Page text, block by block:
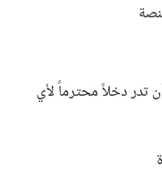
تدر دخلاً محترماً لأي